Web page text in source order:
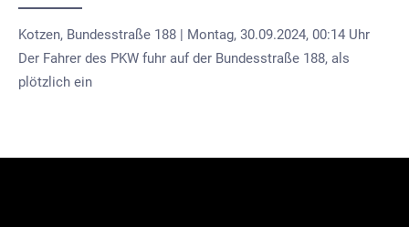
Kotzen, Bundesstraße 188 | Montag, 30.09.2024, 00:14 Uhr
Der Fahrer des PKW fuhr auf der Bundesstraße 188, als
plötzlich ein